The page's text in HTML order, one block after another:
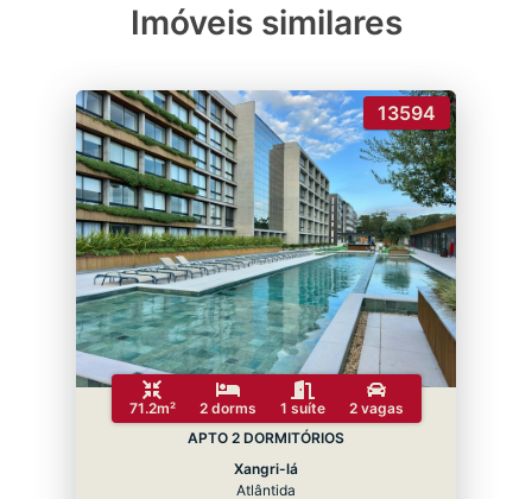
Imóveis similares
13594
71.2m² 2 dorms 1 suíte
2 vagas
APTO 2 DORMITÓRIOS
Xangri-lá
Atlântida